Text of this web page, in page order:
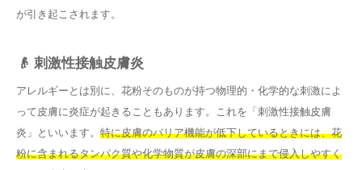
が引き起こされます。
👴 刺激性接触皮膚炎
アレルギーとは別に、花粉そのものが持つ物理的・化学的な刺激によ
って皮膚に炎症が起きることもあります。これを「刺激性接触皮膚
炎」といいます。 特に皮膚のバリア機能が低下しているときには、花
粉に含まれるタンパク質や化学物質が皮膚の深部にまで侵入しやすく